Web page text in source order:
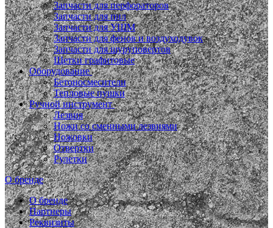
Запчасти для перфораторов
Запчасти для пил
Запчасти для УШМ
Запчасти для фенов и воздуходувок
Запчасти для шуруповертов
Щетки графитовые
Оборудование
Бетоносмесители
Тепловые пушки
Ручной инструмент
Лезвия
Ножи со сменными лезвиями
Ножовки
Отвертки
Рулетки
О бренде
О бренде
Партнеры
Реквизиты